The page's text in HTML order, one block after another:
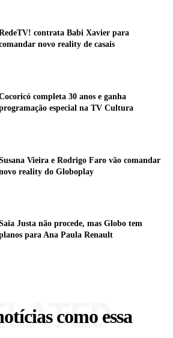
contrata Babi Xavier para
novo reality de casais
completa 30 anos e ganha
especial na TV Cultura
Vieira e Rodrigo Faro vão comandar
reality do Globoplay
Justa não procede, mas Globo tem
para Ana Paula Renault
como essa